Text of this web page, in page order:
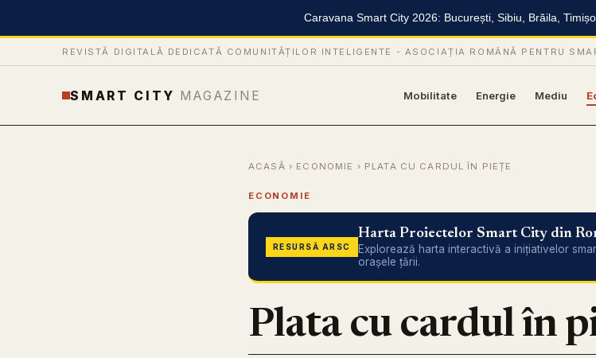
Caravana Smart City 2026: București, Sibiu, Brăila,
REVISTĂ DIGITALĂ DEDICATĂ COMUNITĂȚILOR INTELIGENTE - ASOCIAȚIA ROMÂNĂ PENTRU
SMART CITY MAGAZINE Mobilitate Energie Mediu
ACASĂ › ECONOMIE › PLATA CU CARDUL ÎN PIEȚE
ECONOMIE
RESURSĂ ARSC
Harta Proiectelor Smart City din
Explorează harta interactivă a inițiativelor
orașele țării.
Plata cu cardul în